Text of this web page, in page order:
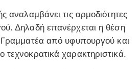
αναλαμβάνει τις αρμοδιότητες
Δηλαδή επανέρχεται η θέση
Γραμματέα από υφυπουργού και
χαρακτηριστικά.